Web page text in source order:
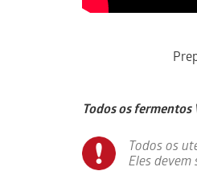
Todos os fermentos
Todos os
Eles